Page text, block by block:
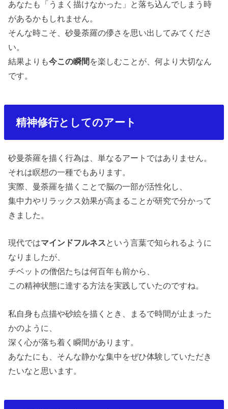
あなたも「うまく描けなかった」と落ち込んでしまう時
があるかもしれません。
そんな時こそ、砂曼荼羅の儚さを思い出してみてくださ
い。
結果よりも今この瞬間 を楽しむことが、何より大切なん
です。
精神修行としてのアート
砂曼荼羅を描く行為は、単なるアートではありません。
それは瞑想の一種でもあります。
実際、曼荼羅を描くことで脳の一部が活性化し、
集中力やリラックス効果が高まることが研究で分かって
きました。
現代ではマインドフルネスという言葉で知られるように
なりましたが、
チベットの僧侶たちは何百年も前から、
この精神状態に達する方法を実践していたのですね。
私自身も点描や砂絵を描くとき、まるで時間が止まった
かのように、
深く心が落ち着く瞬間があります。
あなたにも、そんな静かな集中をぜひ体験していただき
たいなと思います。